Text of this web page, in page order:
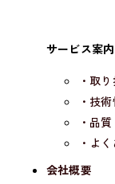
サービス案内
・取
・技
・品
・よ
会社概要